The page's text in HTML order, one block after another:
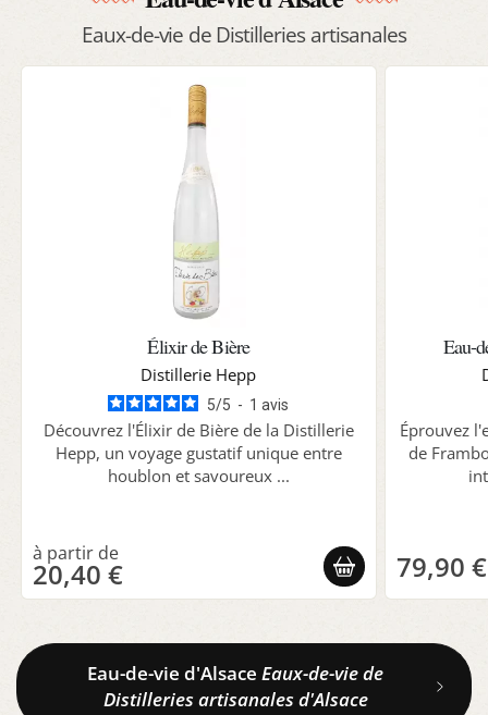
Eaux-de-vie de Distilleries artisanales
Élixir de Bière
Distillerie Hepp
5/5 - 1avis
Découvrez l'Élixir de Bière de la Distillerie
Hepp, un voyage gustatif unique entre
houblon et savoureux ...
20,40 €
Eau-
Éprouvez
de
79,90 €
Eau-de-vie d'AlsaceEaux-de-vie de
Distilleries artisanales d'Alsace